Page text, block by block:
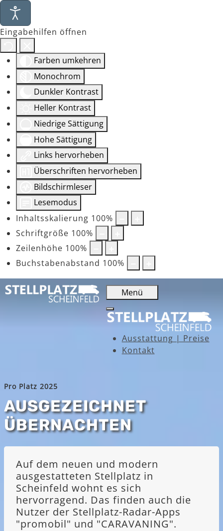
Eingabehilfen öffnen
Farben umkehren
Monochrom
Dunkler Kontrast
Heller Kontrast
Niedrige Sättigung
Hohe Sättigung
Links hervorheben
Überschriften hervorheben
Bildschirmleser
Lesemodus
Inhaltsskalierung 100%
Schriftgröße 100%
Zeilenhöhe 100%
Buchstabenabstand 100%
Menü
Ausstattung | Preise
Kontakt
Pro Platz 2025
AUSGEZEICHNET
ÜBERNACHTEN
Auf dem neuen und modern
ausgestatteten Stellplatz in
Scheinfeld wohnt es sich
hervorragend. Das finden auch die
Nutzer der Stellplatz-Radar-Apps
"promobil" und "CARAVANING".